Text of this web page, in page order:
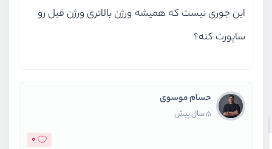
این جوری نیست که همیشه ورژن بالاتری ورژن قبل رو
ساپورت کنه؟
حسام موسوی
5 سال پیش
0